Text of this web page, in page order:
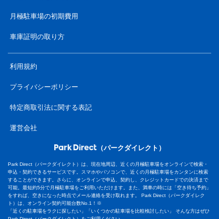
月極駐車場の初期費用
車庫証明の取り方
利用規約
プライバシーポリシー
特定商取引法に関する表記
運営会社
（パークダイレクト）
Park Direct（パークダイレクト）は、現在地周辺、近くの月極駐車場をオンラインで検索・
申込・契約できるサービスです。スマホやパソコンで、近くの月極駐車場をカンタンに検索
することができます。さらに、オンラインで申込、契約し、クレジットカードでの決済まで
可能。最短約5分で月極駐車場をご利用いただけます。また、満車の時には「空き待ち予約」
をすれば、空きになった時点でメール連絡を受け取れます。 Park Direct（パークダイレク
ト）は、オンライン契約可能台数No.1！※
「近くの駐車場をラクに探したい」「いくつかの駐車場を比較検討したい」 そんな方はぜひ